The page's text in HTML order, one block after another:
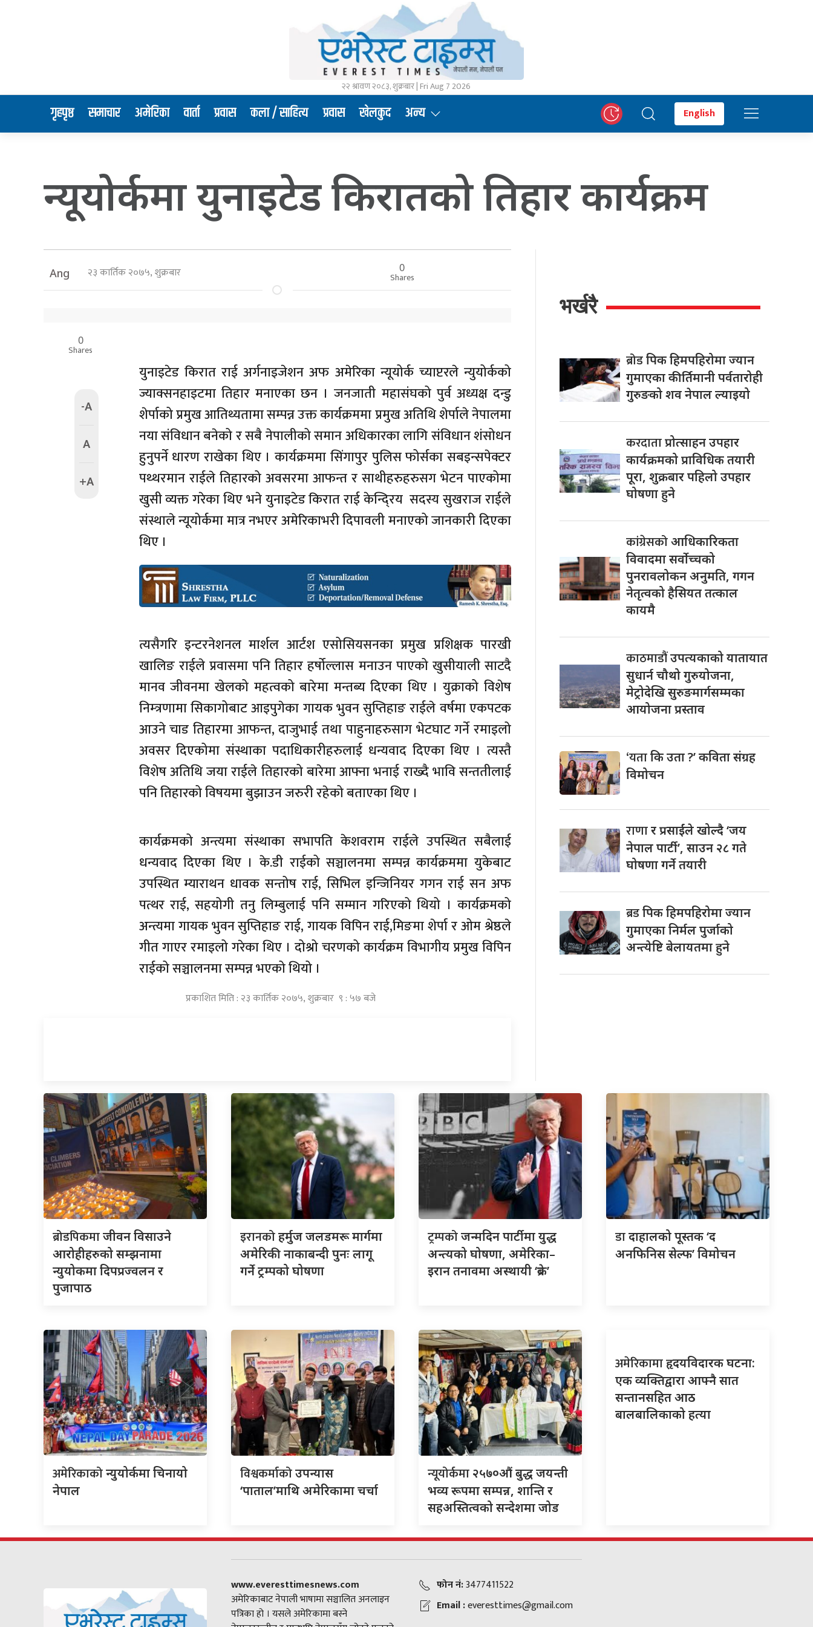
२२ श्रावण २०८३, शुक्रबार | Fri Aug 7 2026
गृहपृष्ठ समाचार अमेरिका वार्ता प्रवास कला / साहित्य प्रवास खेलकुद अन्य English
न्यूयोर्कमा युनाइटेड किरातको तिहार कार्यक्रम
Ang २३ कार्तिक २०७५, शुक्रबार 0
Shares
0
Shares
-A
A
+A
युनाइटेड किरात राई अर्गनाइजेशन अफ अमेरिका न्यूयोर्क च्याप्टरले न्युयोर्कको
ज्याक्सनहाइटमा तिहार मनाएका छन । जनजाती महासंघको पुर्व अध्यक्ष दन्डु
शेर्पाको प्रमुख आतिथ्यतामा सम्पन्न उक्त कार्यक्रममा प्रमुख अतिथि शेर्पाले नेपालमा
नया संविधान बनेको र सबै नेपालीको समान अधिकारका लागि संविधान शंसोधन
हुनुपर्ने धारण राखेका थिए । कार्यक्रममा सिंगापुर पुलिस फोर्सका सबइन्सपेक्टर
पथ्थरमान राईले तिहारको अवसरमा आफन्त र साथीहरुहरुसग भेटन पाएकोमा
खुसी व्यक्त गरेका थिए भने युनाइटेड किरात राई केन्दि्रय सदस्य सुखराज राईले
संस्थाले न्यूयोर्कमा मात्र नभएर अमेरिकाभरी दिपावली मनाएको जानकारी दिएका
थिए ।
त्यसैगरि इन्टरनेशनल मार्शल आर्टश एसोसियसनका प्रमुख प्रशिक्षक पारखी
खालिङ राईले प्रवासमा पनि तिहार हर्षोल्लास मनाउन पाएको खुसीयाली साटदै
मानव जीवनमा खेलको महत्वको बारेमा मन्तब्य दिएका थिए । युक्राको विशेष
निम्त्रणामा सिकागोबाट आइपुगेका गायक भुवन सुप्तिहाङ राईले वर्षमा एकपटक
आउने चाड तिहारमा आफन्त, दाजुभाई तथा पाहुनाहरुसाग भेटघाट गर्ने रमाइलो
अवसर दिएकोमा संस्थाका पदाधिकारीहरुलाई धन्यवाद दिएका थिए । त्यस्तै
विशेष अतिथि जया राईले तिहारको बारेमा आफ्ना भनाई राख्दै भावि सन्ततीलाई
पनि तिहारको विषयमा बुझाउन जरुरी रहेको बताएका थिए ।
कार्यक्रमको अन्त्यमा संस्थाका सभापति केशवराम राईले उपस्थित सबैलाई
धन्यवाद दिएका थिए । के.डी राईको सञ्चालनमा सम्पन्न कार्यक्रममा युकेबाट
उपस्थित म्याराथन धावक सन्तोष राई, सिभिल इन्जिनियर गगन राई सन अफ
पत्थर राई, सहयोगी तनु लिम्बुलाई पनि सम्मान गरिएको थियो । कार्यक्रमको
अन्त्यमा गायक भुवन सुप्तिहाङ राई, गायक विपिन राई,मिङमा शेर्पा र ओम श्रेष्ठले
गीत गाएर रमाइलो गरेका थिए । दोश्रो चरणको कार्यक्रम विभागीय प्रमुख विपिन
राईको सञ्चालनमा सम्पन्न भएको थियो ।
प्रकाशित मिति : २३ कार्तिक २०७५, शुक्रबार ९ : ५७ बजे
भर्खरै
ब्रोडपिक हिमपहिरोमा ज्यान
गुमाएका कीर्तिमानी पर्वतारोही
गुरुङको शव नेपाल ल्याइयो
करदाताप्रोत्साहन उपहार
कार्यक्रमको प्राविधिक तयारी
पूरा, शुक्रबार पहिलो उपहार
घोषणा हुने
कांग्रेसकोआधिकारिकता
विवादमा सर्वोच्चको
पुनरावलोकन अनुमति, गगन
नेतृत्वको हैसियत तत्काल
कायमै
काठमाडौंउपत्यकाको यातायात
सुधार्न चौथो गुरुयोजना,
मेट्रोदेखि सुरुङमार्गसम्मका
आयोजना प्रस्ताव
‘यताकि उता ?’ कविता संग्रह
विमोचन
राणार प्रसाईंले खोल्दै ‘जय
नेपाल पार्टी’, साउन २८ गते
घोषणा गर्ने तयारी
ब्रडपिक हिमपहिरोमा ज्यान
गुमाएका निर्मल पुर्जाको
अन्त्येष्टि बेलायतमा हुने
ब्रोडपिकमाजीवन विसाउने
आरोहीहरुको सम्झनामा
न्युयोकमा दिपप्रज्वलन र
पुजापाठ
इरानकोहर्मुज जलडमरू मार्गमा
अमेरिकी नाकाबन्दी पुनः लागू
गर्ने ट्रम्पको घोषणा
ट्रम्पकोजन्मदिन पार्टीमा युद्ध
अन्त्यको घोषणा, अमेरिका–
इरान तनावमा अस्थायी ‘ब्रेक’
डादाहालको पूस्तक ‘द
अनफिनिस सेल्फ’ विमोचन
अमेरिकाकोन्युयोर्कमा चिनायो
नेपाल
विश्वकर्माकोउपन्यास
‘पाताल’माथि अमेरिकामा चर्चा
न्यूयोर्कमा २५७०औं बुद्ध जयन्ती
भव्य रूपमा सम्पन्न, शान्ति र
सहअस्तित्वको सन्देशमा जोड
अमेरिकामाहृदयविदारक घटना:
एक व्यक्तिद्वारा आफ्नै सात
सन्तानसहित आठ
बालबालिकाको हत्या
www.everesttimesnews.com
अमेरिकाबाट नेपाली भाषामा सञ्चालित अनलाइन
पत्रिका हो । यसले अमेरिकामा बस्ने
फोन नं:3477411522
Email :everesttimes@gmail.com